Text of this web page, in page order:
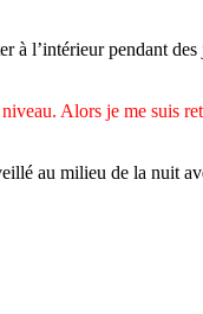
l’intérieur pendant
Alors je me suis
au milieu de la nuit